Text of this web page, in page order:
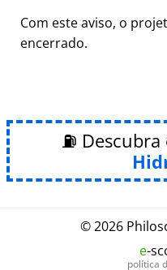
Com este aviso, o
encerrado.
⛽
© 2026
e-
política